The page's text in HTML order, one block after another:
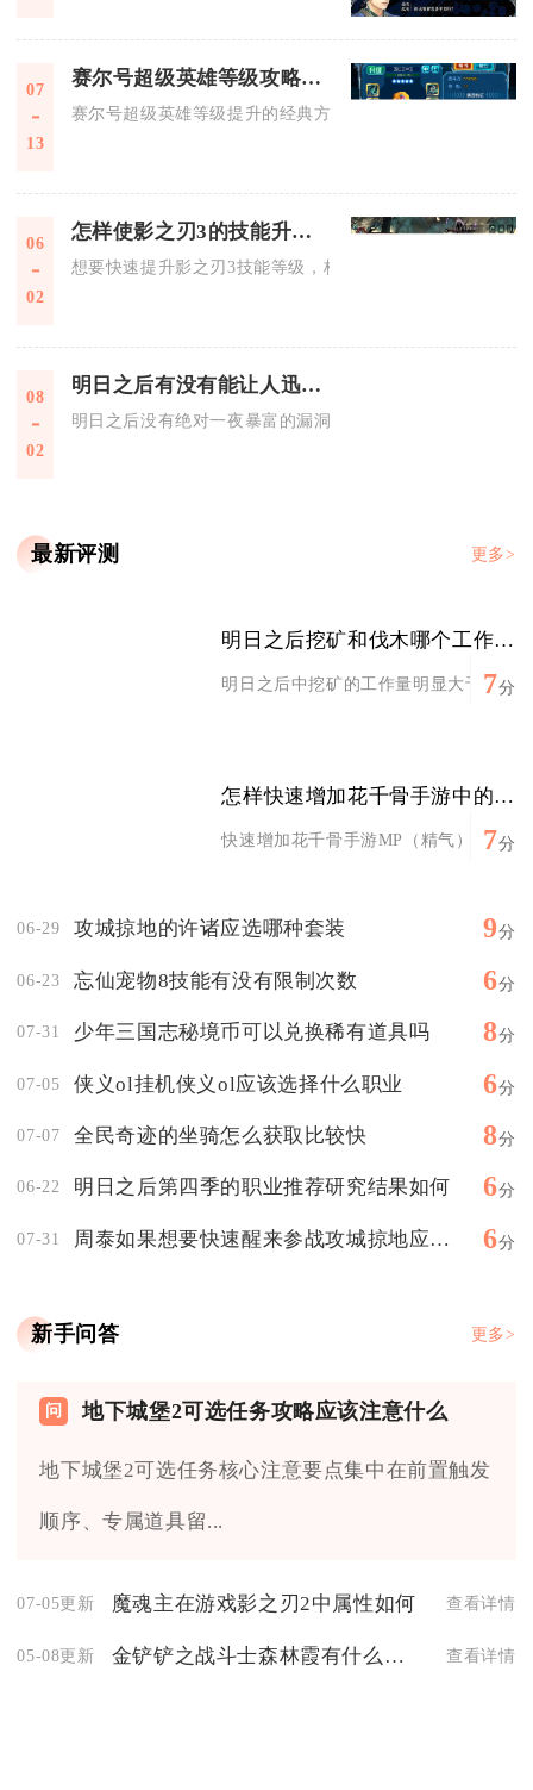
07
13
赛尔号超级英雄等级攻略有哪些经典方法
赛尔号超级英雄等级提升的经典方法核心是高效利用体力、
06
02
怎样使影之刃3的技能升级更快
想要快速提升影之刃3技能等级，核心方式为精准分配技能
08
02
明日之后有没有能让人迅速致富的机会
明日之后没有绝对一夜暴富的漏洞，但存在多个低投入高回
最新评测 更多>
明日之后挖矿和伐木哪个工作量更大
明日之后中挖矿的工作量明显大于伐木
7分
怎样快速增加花千骨手游中的mp
快速增加花千骨手游MP（精气）核心
7分
06-29 攻城掠地的许诸应选哪种套装 9分
06-23 忘仙宠物8技能有没有限制次数 6分
07-31 少年三国志秘境币可以兑换稀有道具吗 8分
07-05 侠义ol挂机侠义ol应该选择什么职业 6分
07-07 全民奇迹的坐骑怎么获取比较快 8分
06-22 明日之后第四季的职业推荐研究结果如何 6分
07-31 周泰如果想要快速醒来参战攻城掠地应该怎样做才有效 6分
新手问答 更多>
地下城堡2可选任务攻略应该注意什么
地下城堡2可选任务核心注意要点集中在前置触发
顺序、专属道具留...
07-05更新 魔魂主在游戏影之刃2中属性如何 查看详情
05-08更新 金铲铲之战斗士森林霞有什么玩法 查看详情